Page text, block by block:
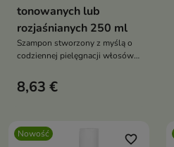
tonowanych lub
rozjaśnianych 250 ml
Szampon stworzony z myślą o
codziennej pielęgnacji włosów
farbowanych, tonowanych i
rozjaśnianych.
8,63 €
Nowość favorite_border